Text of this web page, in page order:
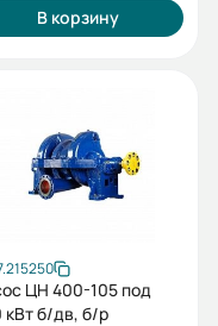
В корзину
ЦН 400-105 под
кВт б/дв, б/р